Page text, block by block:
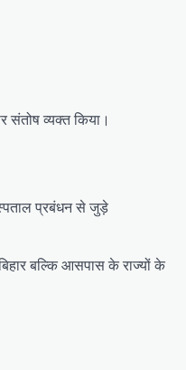
संतोष व्यक्त किया।
प्रबंधन से जुड़े
बल्कि आसपास के राज्यों के